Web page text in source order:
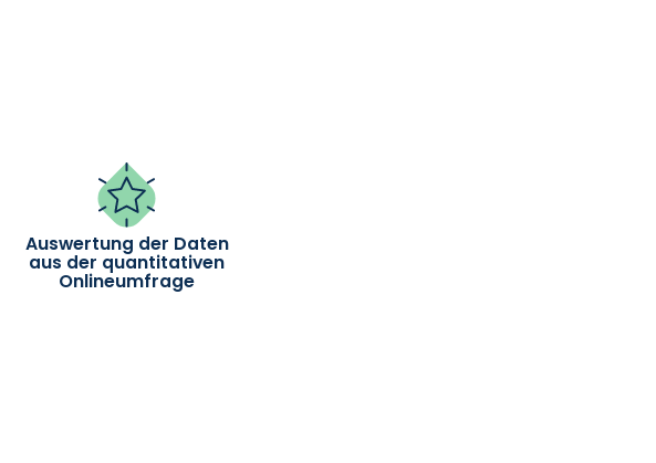
Auswertung der Daten
aus der quantitativen
Onlineumfrage